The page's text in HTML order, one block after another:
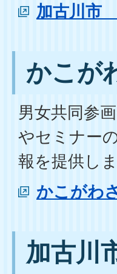
加古川市
かこが
男女共同参
やセミナー
報を提供しま
かこがわ
加古川